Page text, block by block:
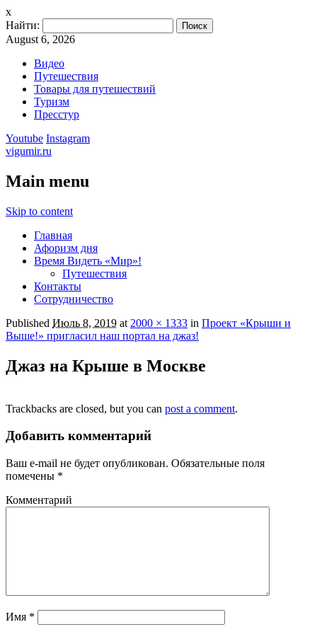
x
Найти:
August 6, 2026
Видео
Путешествия
Товары для путешествий
Туризм
Пресстур
Youtube Instagram
vigumir.ru
Main menu
Skip to content
Главная
Афоризм дня
Время Видеть «Мир»!
Путешествия
Контакты
Сотрудничество
Published Июль 8, 2019 at 2000 × 1333 in Проект «Крыши и
Выше!» пригласил наш портал на джаз!
Джаз на Крыше в Москве
Trackbacks are closed, but you can post a comment.
Добавить комментарий
Ваш e-mail не будет опубликован. Обязательные поля
помечены *
Комментарий
Имя *